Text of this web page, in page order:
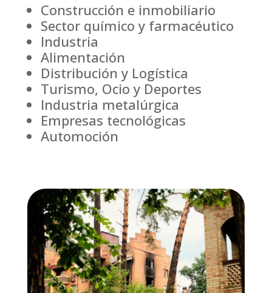
Construcción e inmobiliario
Sector químico y farmacéutico
Industria
Alimentación
Distribución y Logística
Turismo, Ocio y Deportes
Industria metalúrgica
Empresas tecnológicas
Automoción